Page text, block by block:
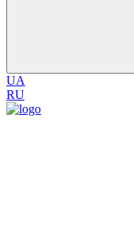
UA
RU